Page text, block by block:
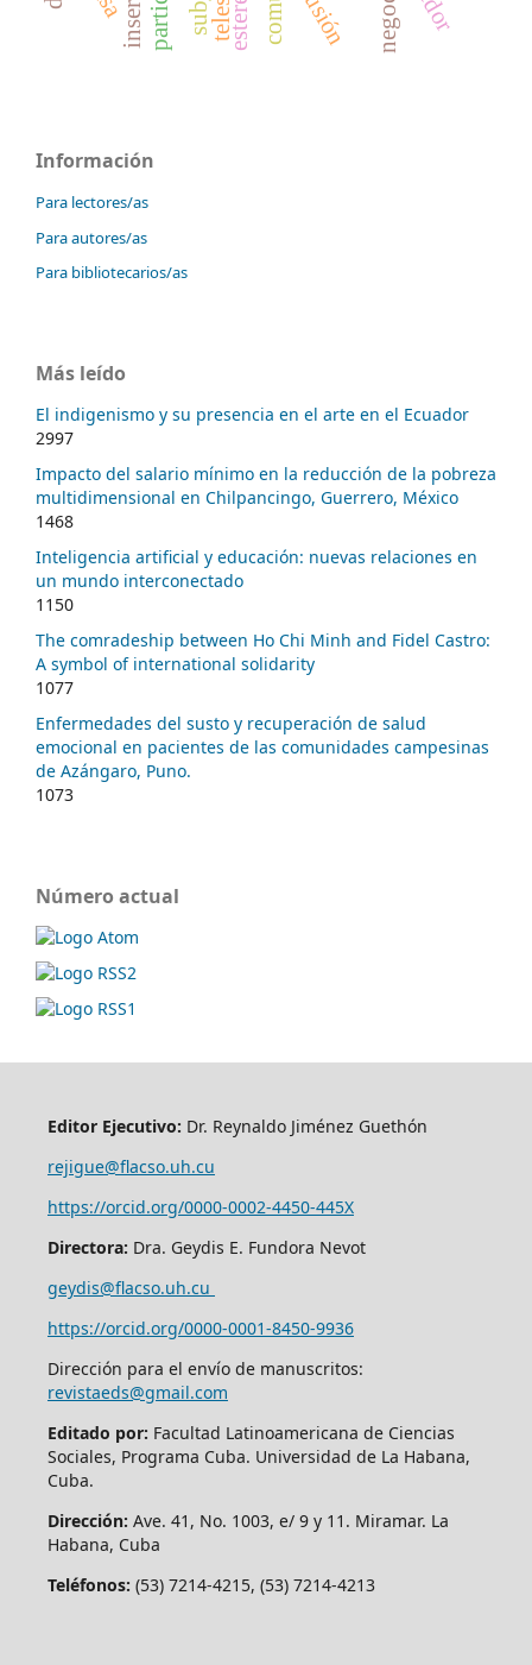
Información
Para lectores/as
Para autores/as
Para bibliotecarios/as
Más leído
El indigenismo y su presencia en el arte en el Ecuador
2997
Impacto del salario mínimo en la reducción de la pobreza
multidimensional en Chilpancingo, Guerrero, México
1468
Inteligencia artificial y educación: nuevas relaciones en
un mundo interconectado
1150
The comradeship between Ho Chi Minh and Fidel Castro:
A symbol of international solidarity
1077
Enfermedades del susto y recuperación de salud
emocional en pacientes de las comunidades campesinas
de Azángaro, Puno.
1073
Número actual
Editor Ejecutivo: Dr. Reynaldo Jiménez Guethón
rejigue@flacso.uh.cu
https://orcid.org/0000-0002-4450-445X
Directora: Dra. Geydis E. Fundora Nevot
geydis@flacso.uh.cu
https://orcid.org/0000-0001-8450-9936
Dirección para el envío de manuscritos:
revistaeds@gmail.com
Editado por: Facultad Latinoamericana de Ciencias
Sociales, Programa Cuba. Universidad de La Habana,
Cuba.
Dirección: Ave. 41, No. 1003, e/ 9 y 11. Miramar. La
Habana, Cuba
Teléfonos: (53) 7214-4215, (53) 7214-4213